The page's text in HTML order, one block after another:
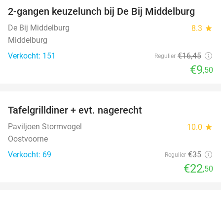
42%
2-gangen keuzelunch bij De Bij Middelburg
De Bij Middelburg 8.3 star
Middelburg
Verkocht: 151
Regulier €16,45
€9,50
Tafelgrilldiner + evt. nagerecht
Paviljoen Stormvogel 10.0 star
Oostvoorne
Verkocht: 69
Regulier €35
€22,50